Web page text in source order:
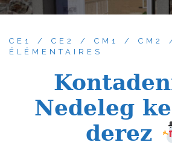
CE1 CE2 CM1 CM2
ÉLÉMENTAIRES
Nedeleg
derez